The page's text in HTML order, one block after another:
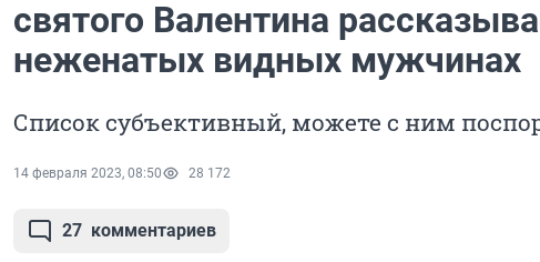
святого Валентина
неженатых видных мужчинах
Список субъективный, можете с ним
14 февраля 2023, 08:50 28 172
27 комментариев